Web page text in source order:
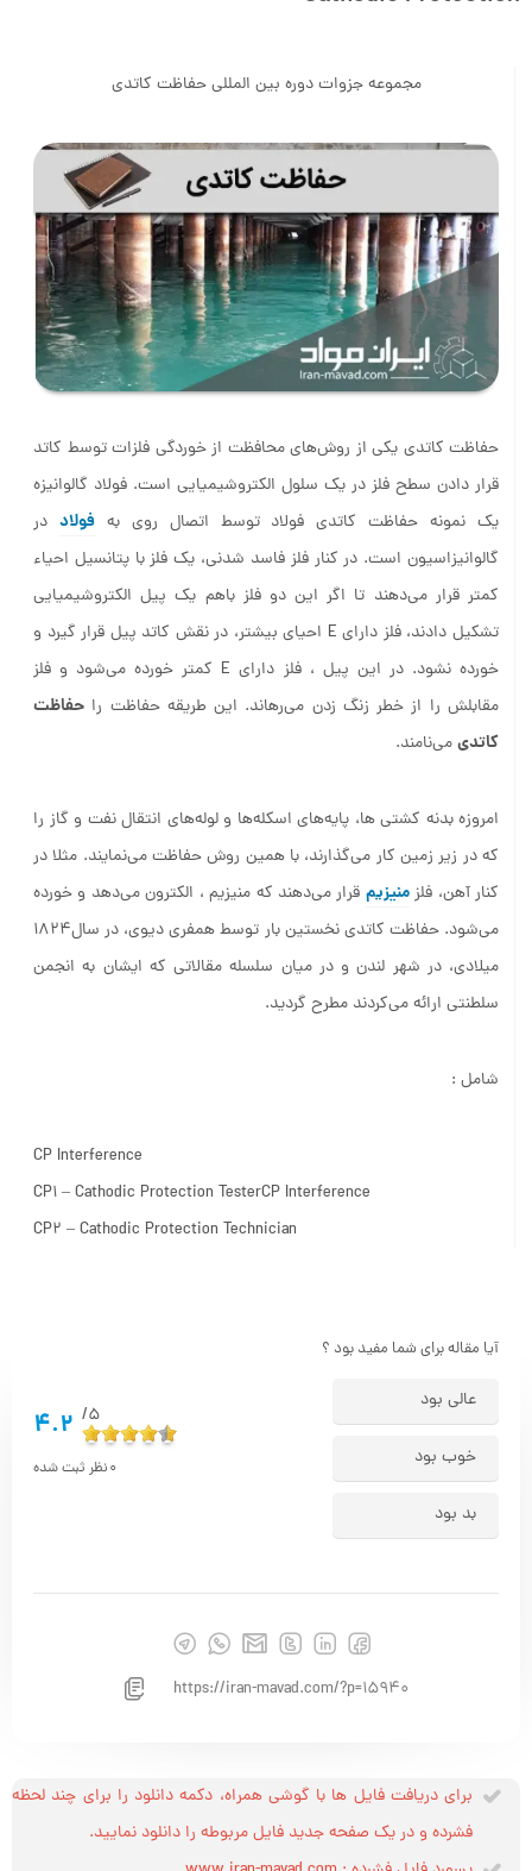
مجموعه جزوات دوره بین المللی حفاظت کاتدی
حفاظت کاتدی یکی از روش‌های محافظت از خوردگی فلزات توسط کاتد
قرار دادن سطح فلز در یک سلول الکتروشیمیایی است. فولاد گالوانیزه
یک نمونه حفاظت کاتدی فولاد توسط اتصال روی بهفولاد در
گالوانیزاسیون است. در کنار فلز فاسد شدنی، یک فلز با پتانسیل احیاء
کمتر قرار می‌دهند تا اگر این دو فلز باهم یک پیل الکتروشیمیایی
تشکیل دادند، فلز دارای E احیای بیشتر، در نقش کاتد پیل قرار گیرد و
خورده نشود. در این پیل ، فلز دارای E کمتر خورده می‌شود و فلز
مقابلش را از خطر زنگ زدن می‌رهاند. این طریقه حفاظت را حفاظت
کاتدیمی‌نامند.
امروزه بدنه کشتی ها، پایه‌های اسکله‌ها و لوله‌های انتقال نفت و گاز را
که در زیر زمین کار می‌گذارند، با همین روش حفاظت می‌نمایند. مثلا در
کنار آهن، فلزمنیزیم قرار می‌دهند که منیزیم ، الکترون می‌دهد و خورده
می‌شود. حفاظت کاتدی نخستین بار توسط همفری دیوی، در سال۱۸۲۴
میلادی، در شهر لندن و در میان سلسله مقالاتی که ایشان به انجمن
سلطنتی ارائه می‌کردند مطرح گردید.
شامل :
CP Interference
CP1 – Cathodic Protection TesterCP Interference
CP2 – Cathodic Protection Technician
آیا مقاله برای شما مفید بود ؟
عالی بود
خوب بود
بد بود
5/
4.2
0نظر ثبت شده
https://iran-mavad.com/?p=15940
برای دریافت فایل ها با گوشی همراه، دکمه دانلود را برای چند لحظه
فشرده و در یک صفحه جدید فایل مربوطه را دانلود نمایید.